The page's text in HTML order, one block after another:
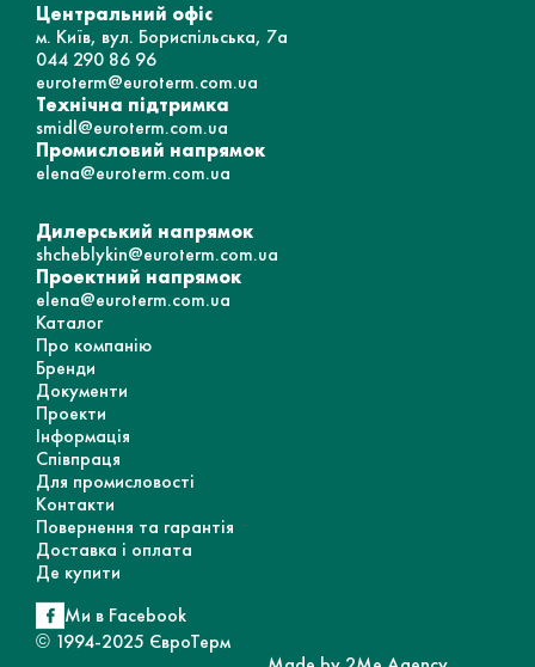
Центральний офіс
м. Київ, вул. Бориспільська, 7а
044 290 86 96
euroterm@euroterm.com.ua
Технічна підтримка
smidl@euroterm.com.ua
Промисловий напрямок
elena@euroterm.com.ua
Дилерський напрямок
shcheblykin@euroterm.com.ua
Проектний напрямок
elena@euroterm.com.ua
Каталог
Про компанію
Бренди
Документи
Проекти
Інформація
Співпраця
Для промисловості
Контакти
Повернення та гарантія
Доставка і оплата
Де купити
Ми в Facebook
© 1994-2025 ЄвроТерм